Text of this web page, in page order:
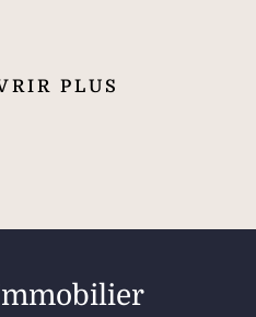
PLUS